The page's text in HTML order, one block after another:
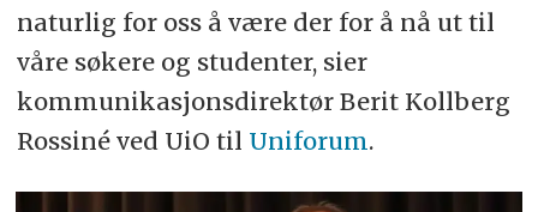
naturlig for oss å være der for å nå ut til
våre søkere og studenter, sier
kommunikasjonsdirektør Berit Kollberg
Rossiné ved UiO til Uniforum.